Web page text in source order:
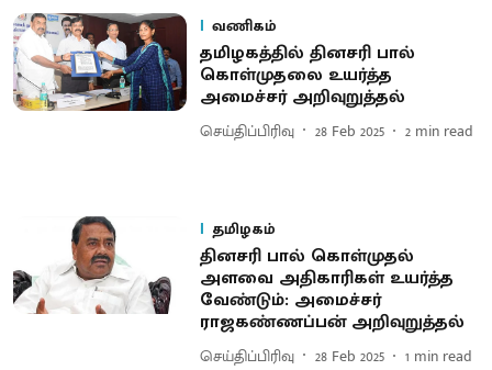
வணிகம்
தமிழகத்தில் தினசரி பால்
கொள்முதலை உயர்த்த
அமைச்சர் அறிவுறுத்தல்
செய்திப்பிரிவு 28 Feb 2025 2 min read
தமிழகம்
தினசரி பால் கொள்முதல்
அளவை அதிகாரிகள் உயர்த்த
வேண்டும்: அமைச்சர்
ராஜகண்ணப்பன் அறிவுறுத்தல்
செய்திப்பிரிவு 28 Feb 2025 1 min read